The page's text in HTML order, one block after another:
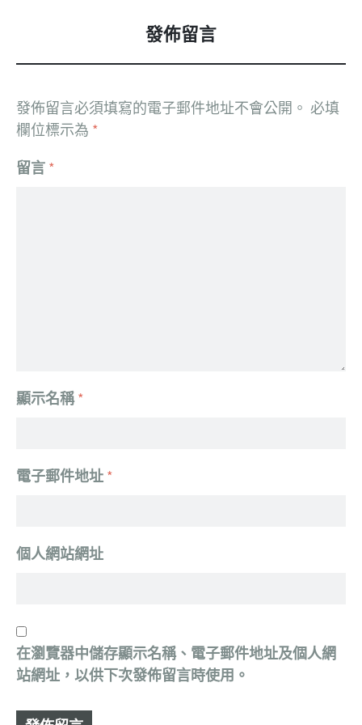
發佈留言
發佈留言必須填寫的電子郵件地址不會公開。 必填
欄位標示為 *
留言 *
顯示名稱*
電子郵件地址 *
個人網站網址
在瀏覽器中儲存顯示名稱、電子郵件地址及個人網
站網址，以供下次發佈留言時使用。